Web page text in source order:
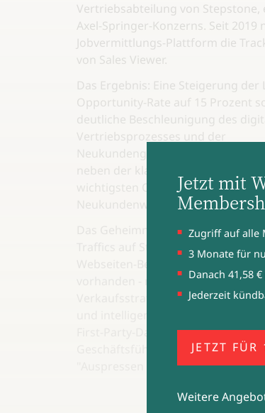
Vertriebsabteilung von Stepstone,
Axel-Springer-Konzerns. Seit 2019
Jobvermittlungs-Plattform die
von Sales Viewer.
Das Ergebnis: Eine Steigerung der
Opportunity-Rate auf 15 Prozent
deutliche Beschleunigung des
wichtigsten Quellen für Umsatz-
Neukundenwachstum im B2B-
Das Geheimnis liegt weder in
Traffics auf Stepstone – der ist mit
Webseiten-Besuchen pro Monat
vorhanden - noch in aggressiveren
Verkaufsstrategien. Sondern in
First-Party-Daten. Oder, wie
Geschäftsführer von Sales Viewer
"Auspressen der Orangen".
Jetzt mit
Zugriff auf alle
3 Monate für
Danach 41,58
Jederzeit
JETZT
Weitere